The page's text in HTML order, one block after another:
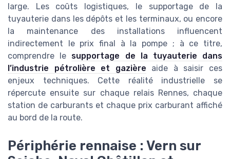
large. Les coûts logistiques, le supportage de la
tuyauterie dans les dépôts et les terminaux, ou encore
la maintenance des installations influencent
indirectement le prix final à la pompe ; à ce titre,
comprendre le supportage de la tuyauterie dans
l’industrie pétrolière et gazière aide à saisir ces
enjeux techniques. Cette réalité industrielle se
répercute ensuite sur chaque relais Rennes, chaque
station de carburants et chaque prix carburant affiché
au bord de la route.
Périphérie rennaise : Vern sur